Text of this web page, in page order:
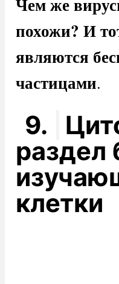
Чем же
похожи? И
являются
частицами.
9.
раздел
клетки